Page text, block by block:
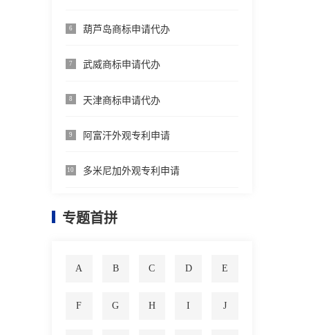
6 葫芦岛商标申请代办
7 武威商标申请代办
8 天津商标申请代办
9 阿富汗外观专利申请
10 多米尼加外观专利申请
专题首拼
A B C D E
F G H I J